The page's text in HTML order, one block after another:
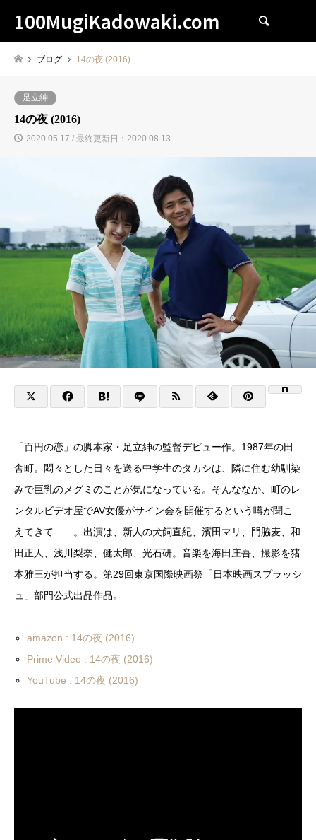
100MugiKadowaki.com
ブログ 14の夜 (2016)
足立紳
14の夜 (2016)
2020.05.17 / 最終更新日：2020.08.13
「百円の恋」の脚本家・足立紳の監督デビュー作。1987年の田
舎町。悶々とした日々を送る中学生のタカシは、隣に住む幼馴染
みで巨乳のメグミのことが気になっている。そんななか、町のレ
ンタルビデオ屋でAV女優がサイン会を開催するという噂が聞こ
えてきて……。出演は、新人の犬飼直紀、濱田マリ、門脇麦、和
田正人、浅川梨奈、健太郎、光石研。音楽を海田庄吾、撮影を猪
本雅三が担当する。第29回東京国際映画祭「日本映画スプラッシ
ュ」部門公式出品作品。
amazon : 14の夜 (2016)
Prime Video : 14の夜 (2016)
YouTube : 14の夜 (2016)